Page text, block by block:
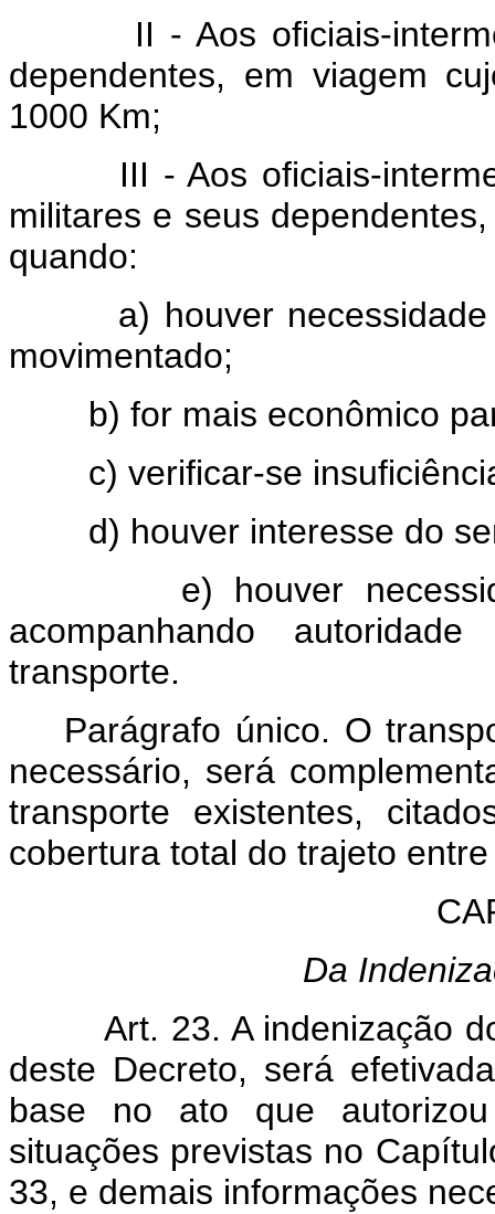
II - Aos oficiais-
dependentes, em viagem
1000 Km;
III - Aos oficiais-
militares e seus
quando:
a) houver necessidade
movimentado;
b) for mais econômico
c) verificar-se insuficiência
d) houver interesse do
e) houver
acompanhando
transporte.
Parágrafo único. O
necessário, será
transporte existentes,
cobertura total do trajeto
Da
Art. 23. A indenização do
deste Decreto, será
base no ato que
situações previstas no
33, e demais informações